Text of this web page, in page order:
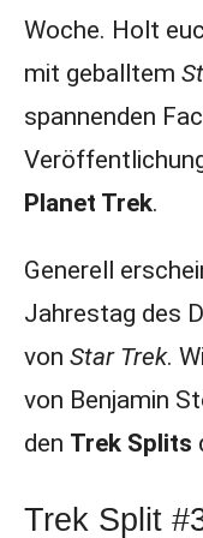
Woche. Holt
mit geballtem
spannenden
Planet Trek.
Generell
Jahrestag des
von Star Trek.
von Benjamin
den Trek Splits
Trek Split